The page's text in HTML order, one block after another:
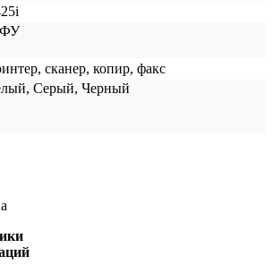
сканер, копир, факс
Серый, Черный